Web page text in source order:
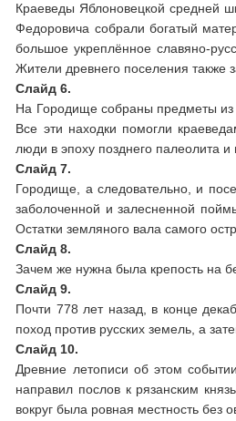
Краеведы Яблоновецкой средней
Федоровича собрали богатый
большое укреплённое славяно-
Жители древнего поселения также
Слайд 6.
На Городище собраны предметы из
Все эти находки помогли
люди в эпоху позднего палеолита
Слайд 7.
Городище, а следовательно, и
заболоченной и залесненной
Остатки земляного вала самого
Слайд 8.
Зачем же нужна была крепость на
Слайд 9.
Почти 778 лет назад, в конце
поход против русских земель, а
Слайд 10.
Древние летописи об этом
направил послов к рязанским
вокруг была ровная местность без